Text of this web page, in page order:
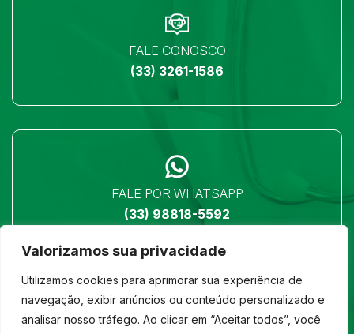
Valorizamos sua privacidade
Utilizamos cookies para aprimorar sua experiência de
navegação, exibir anúncios ou conteúdo personalizado e
analisar nosso tráfego. Ao clicar em “Aceitar todos”, você
FALE CONOSCO
(33) 3261-1586
FALE POR WHATSAPP
(33) 98818-5592